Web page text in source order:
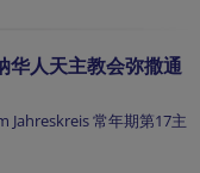
华人天主教会弥撒通
Jahreskreis 常年期第17主